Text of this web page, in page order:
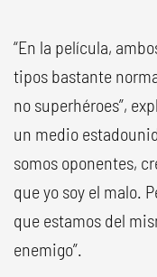
“En la película,
tipos bastante
no superhéroes”,
un medio
somos oponentes,
que yo soy el malo.
que estamos del
enemigo”.